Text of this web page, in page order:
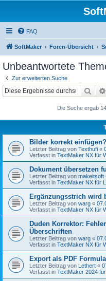
FAQ
SoftMaker Foren-Übersicht
Unbeantwortete
Zur erweiterten Suche
Suche
Die Suche ergab
Bilder korrekt einfügen?
Letzter Beitrag von Texthufi «
Verfasst in TextMaker NX für
Dokument übersetzen
Letzter Beitrag von makeitsoft
Verfasst in TextMaker NX für
Ergänzungsstrich wird
Letzter Beitrag von warg «
Verfasst in TextMaker NX für
Duden Korrektor:
Überschriften
Letzter Beitrag von warg «
Verfasst in TextMaker NX für
Export als PDF
Letzter Beitrag von Lethert «
Verfasst in TextMaker 2024